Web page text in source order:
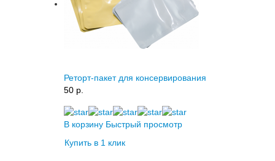
Реторт-пакет для консервирования
50 p.
В корзину Быстрый просмотр
Купить в 1 клик